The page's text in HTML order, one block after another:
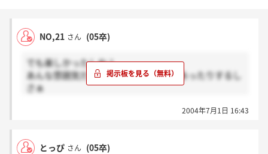
NO,21 さん (05卒)
でも楽しかったしね！
あんな雰囲気だからこそ話せることもあったりするし
さぁ
2004年7月1日 16:43
とっぴ さん (05卒)